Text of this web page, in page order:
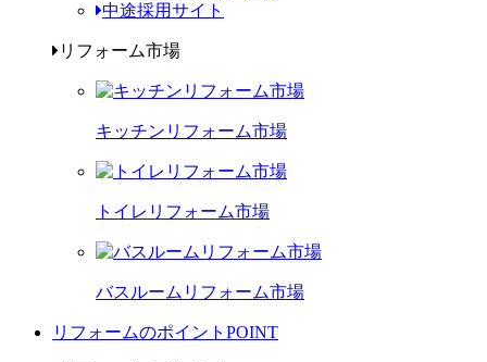
中途採用サイト
リフォーム市場
キッチンリフォーム市場
トイレリフォーム市場
バスルームリフォーム市場
リフォームのポイント POINT